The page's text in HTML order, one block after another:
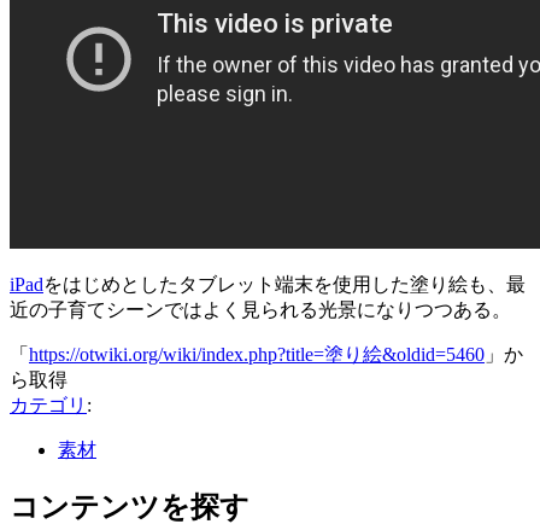
iPadをはじめとしたタブレット端末を使用した塗り絵も、最
近の子育てシーンではよく見られる光景になりつつある。
「 https://otwiki.org/wiki/index.php?title=塗り絵&oldid=5460 」か
ら取得
カテゴリ :
素材
コンテンツを探す